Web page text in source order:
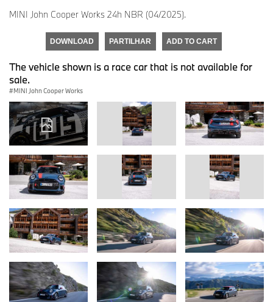
MINI John Cooper Works 24h NBR (04/2025).
DOWNLOAD PARTILHAR ADD TO CART
The vehicle shown is a race car that is not available for
sale.
MINI John Cooper Works